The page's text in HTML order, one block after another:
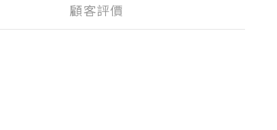
顧客評價